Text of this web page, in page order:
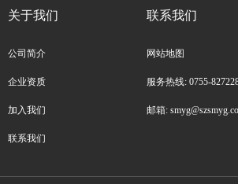
关于我们
公司简介
企业资质
加入我们
联系我们
联系我们
网站地图
服务热线: 0755-
邮箱: